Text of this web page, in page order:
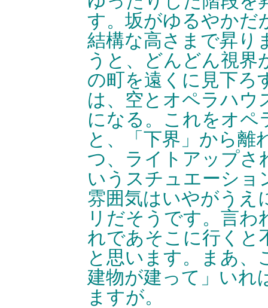
す。坂がゆるやかだ
結構な高さまで昇り
うと、どんどん視界
の町を遠くに見下ろ
は、空とオペラハウ
になる。これをオペ
と、「下界」から離
つ、ライトアップさ
いうスチュエーショ
雰囲気はいやがうえ
リだそうです。言
れであそこに行くと
と思います。まあ、
建物が建って」いれ
ますが。